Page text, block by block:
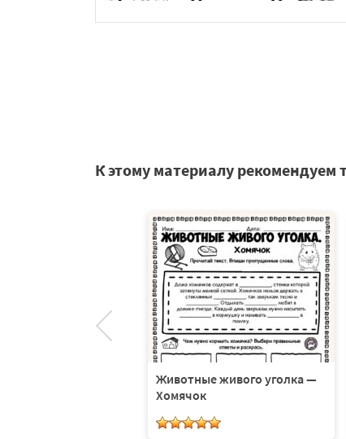
К этому материалу рекомендуем
Животные живого уголка —
Хомячок